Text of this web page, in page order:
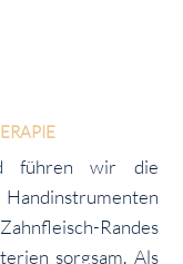
führen wir die
Randes
sorgsam. Als